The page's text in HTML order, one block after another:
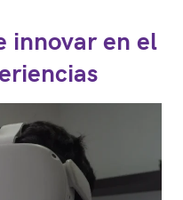
innovar en el